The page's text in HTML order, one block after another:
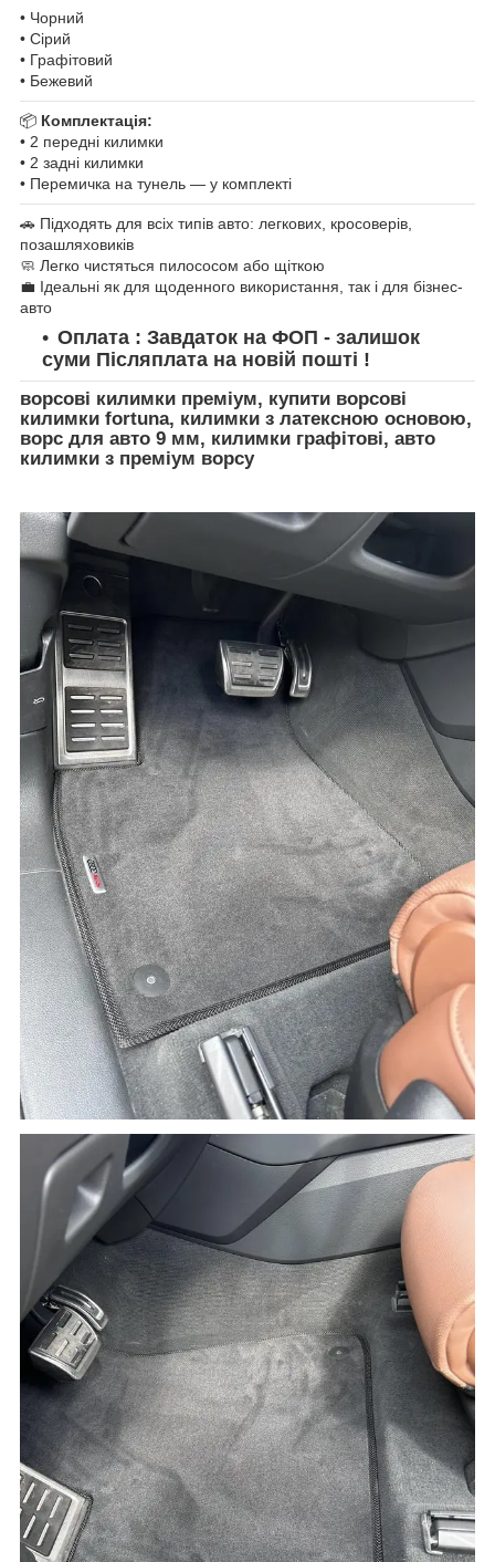
• Чорний
• Сірий
• Графітовий
• Бежевий
📦 Комплектація:
• 2 передні килимки
• 2 задні килимки
• Перемичка на тунель — у комплекті
🚗 Підходять для всіх типів авто: легкових, кросоверів,
позашляховиків
🧼 Легко чистяться пилососом або щіткою
💼 Ідеальні як для щоденного використання, так і для бізнес-
авто
Оплата : Завдаток на ФОП - залишок
суми Післяплата на новій пошті !
ворсові килимки преміум, купити ворсові
килимки fortuna, килимки з латексною основою,
ворс для авто 9 мм, килимки графітові, авто
килимки з преміум ворсу